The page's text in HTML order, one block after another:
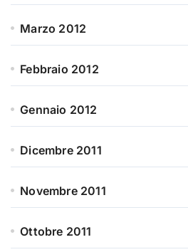
Marzo 2012
Febbraio 2012
Gennaio 2012
Dicembre 2011
Novembre 2011
Ottobre 2011